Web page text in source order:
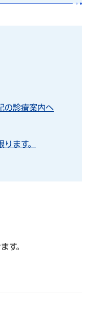
の診療案内へ
ます。
す。